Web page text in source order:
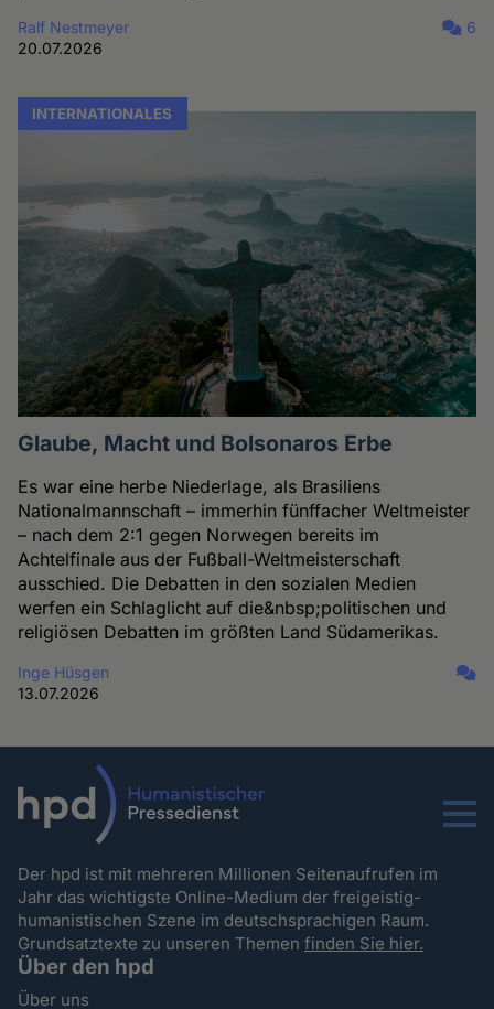
Ralf Nestmeyer
20.07.2026
6
INTERNATIONALES
Glaube, Macht und Bolsonaros Erbe
Es war eine herbe Niederlage, als Brasiliens
Nationalmannschaft – immerhin fünffacher Weltmeister
– nach dem 2:1 gegen Norwegen bereits im
Achtelfinale aus der Fußball-Weltmeisterschaft
ausschied. Die Debatten in den sozialen Medien
werfen ein Schlaglicht auf die&nbsp;politischen und
religiösen Debatten im größten Land Südamerikas.
Inge Hüsgen
13.07.2026
Menu
Der hpd ist mit mehreren Millionen Seitenaufrufen im
Jahr das wichtigste Online-Medium der freigeistig-
humanistischen Szene im deutschsprachigen Raum.
Grundsatztexte zu unseren Themenfinden Sie hier.
Über den hpd
Über uns